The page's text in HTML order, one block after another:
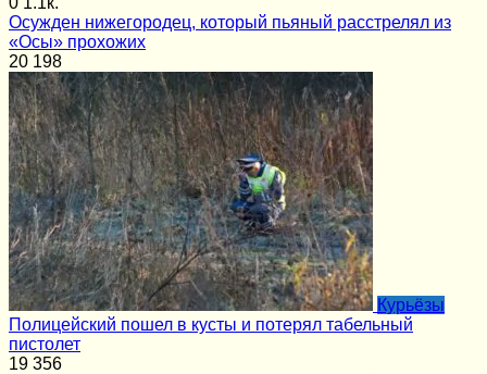
Осужден нижегородец, который пьяный расстрелял из
«Осы» прохожих
20 198
Курьёзы
Полицейский пошел в кусты и потерял табельный
пистолет
19 356